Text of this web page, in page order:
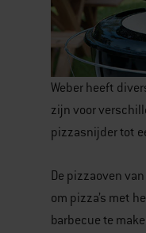
Weber heeft
zijn voor
pizzasnijder tot
De pizzaoven
om pizza’s met
barbecue te